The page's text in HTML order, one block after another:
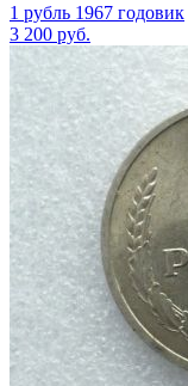
1 рубль 1967 годовик
3 200 руб.